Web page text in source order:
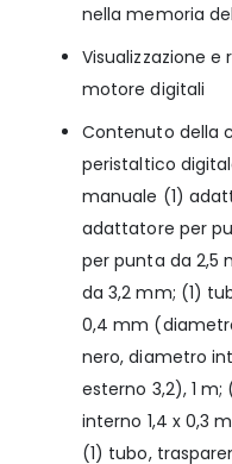
nella memoria
Visualizzazione
motore digitali
Contenuto della
peristaltico
manuale (1)
adattatore per
per punta da 2,5
da 3,2 mm; (1)
0,4 mm
nero, diametro
esterno 3,2), 1
interno 1,4 x 0,3
(1) tubo,